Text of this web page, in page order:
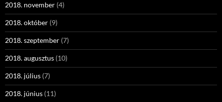
2018. november (4)
2018. október (9)
2018. szeptember (7)
2018. augusztus (10)
2018. július (7)
2018. június (11)